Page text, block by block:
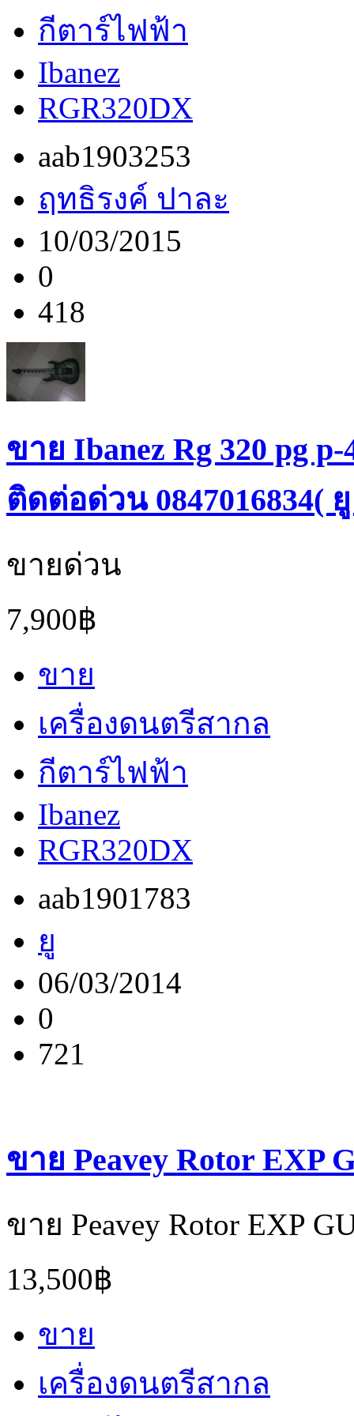
กีตาร์ไฟฟ้า
Ibanez
RGR320DX
aab1903253
ฤทธิรงค์ ปาละ
10/03/2015
0
418
ขาย Ibanez Rg 320 pg
ติดต่อด่วน 0847016834(
ขายด่วน
7,900฿
ขาย
เครื่องดนตรีสากล
กีตาร์ไฟฟ้า
Ibanez
RGR320DX
aab1901783
ยู
06/03/2014
0
721
ขาย Peavey Rotor EXP
ขาย Peavey Rotor EXP
13,500฿
ขาย
เครื่องดนตรีสากล